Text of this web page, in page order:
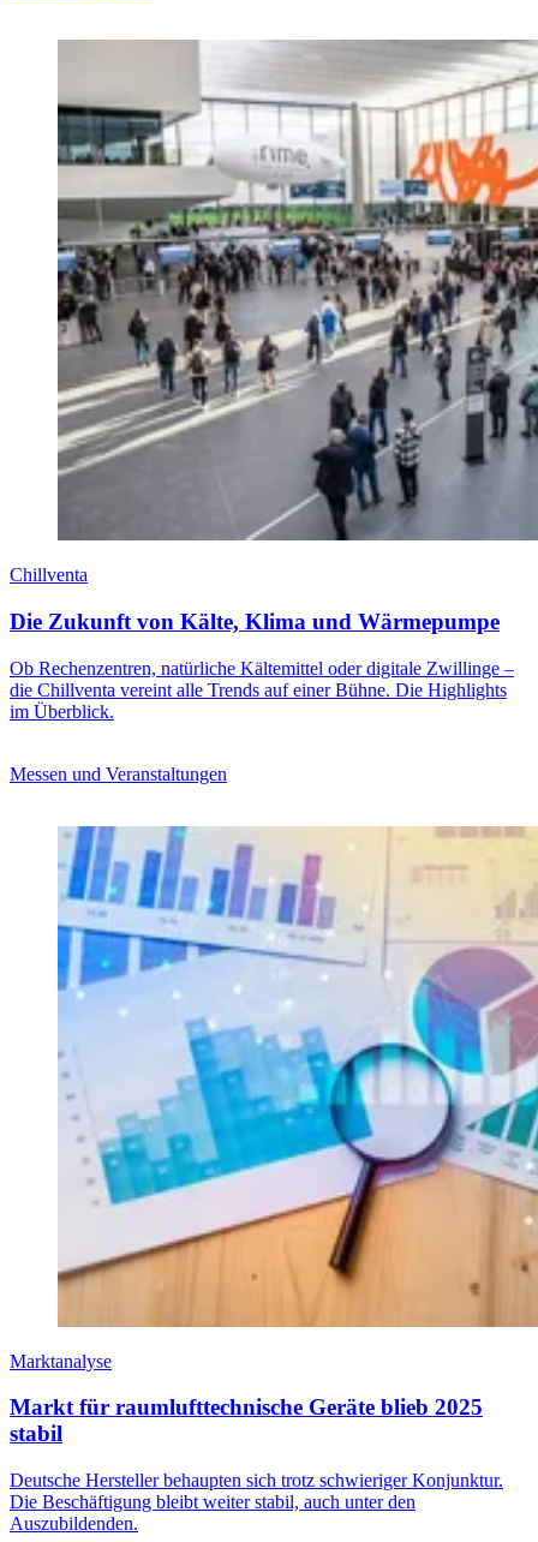
Chillventa
Die Zukunft von Kälte, Klima und Wärmepumpe
Ob Rechenzentren, natürliche Kältemittel oder digitale Zwillinge –
die Chillventa vereint alle Trends auf einer Bühne. Die Highlights
im Überblick.
Messen und Veranstaltungen
Marktanalyse
Markt für raumlufttechnische Geräte blieb 2025
stabil
Deutsche Hersteller behaupten sich trotz schwieriger Konjunktur.
Die Beschäftigung bleibt weiter stabil, auch unter den
Auszubildenden.